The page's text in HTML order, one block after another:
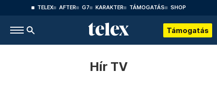
TELEX AFTER G7 KARAKTER TÁMOGATÁS SHOP
Támogatás
Hír TV